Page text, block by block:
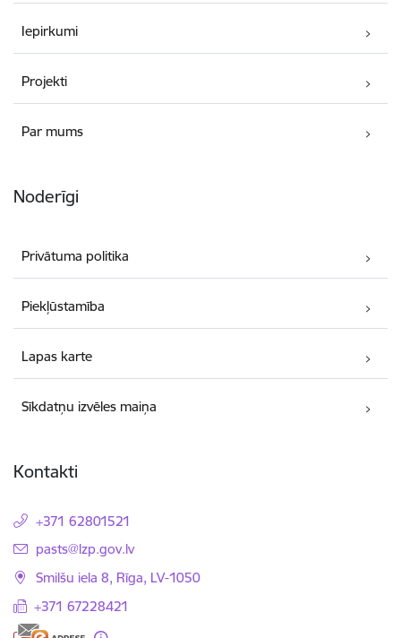
Iepirkumi
Projekti
Par mums
Noderīgi
Privātuma politika
Piekļūstamība
Lapas karte
Sīkdatņu izvēles maiņa
Kontakti
+371 62801521
E-pasts:
pasts@lzp.gov.lv
Smilšu iela 8, Rīga, LV-1050
+371 67228421